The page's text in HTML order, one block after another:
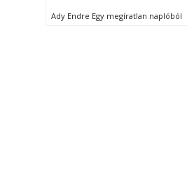
Ady Endre Egy megíratlan naplóból